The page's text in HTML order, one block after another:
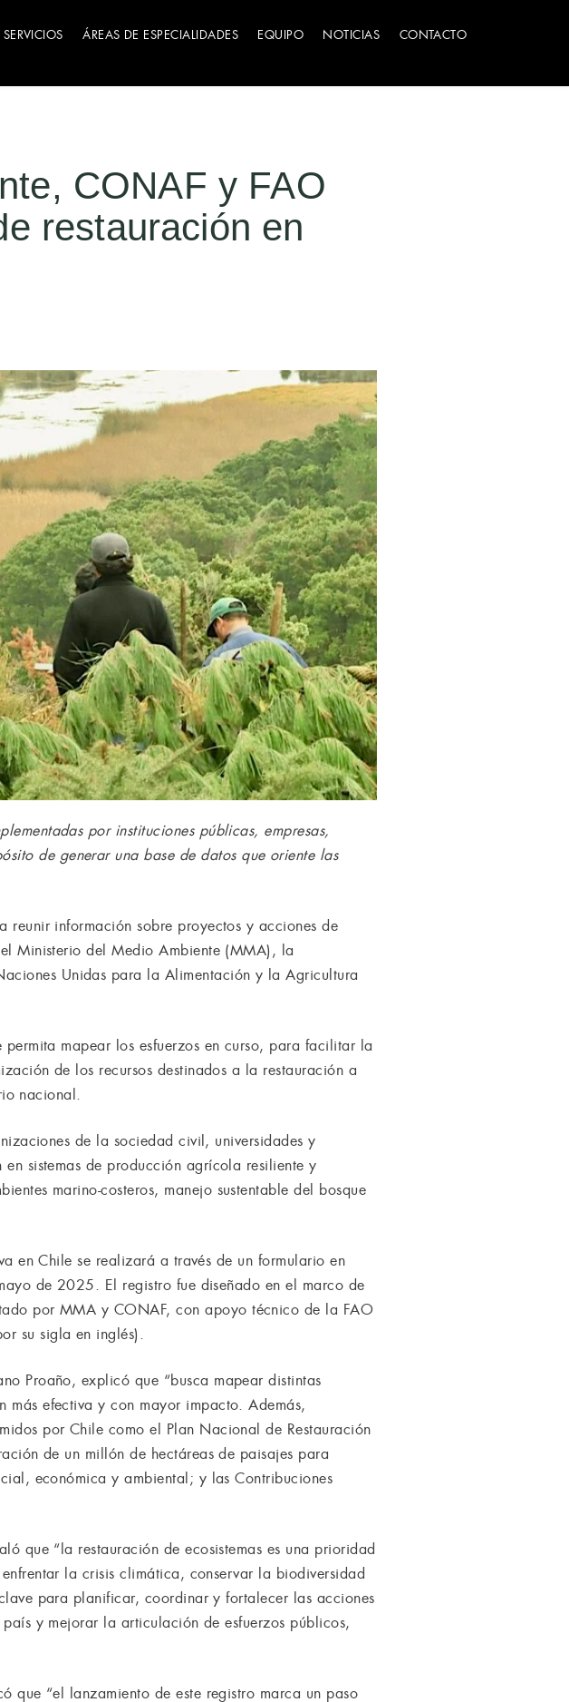
SERVICIOS ÁREAS DE ESPECIALIDADES EQUIPO NOTICIAS CONTACTO
CONAF y FAO
restauración en
por instituciones públicas, empresas,
de generar una base de datos que oriente las
reunir información sobre proyectos y acciones de
Ministerio del Medio Ambiente (MMA), la
Unidas para la Alimentación y la Agricultura
mapear los esfuerzos en curso, para facilitar la
de los recursos destinados a la restauración a
nacional.
de la sociedad civil, universidades y
sistemas de producción agrícola resiliente y
marino-costeros, manejo sustentable del bosque
en Chile se realizará a través de un formulario en
de 2025. El registro fue diseñado en el marco de
por MMA y CONAF, con apoyo técnico de la FAO
su sigla en inglés).
Proaño, explicó que “busca mapear distintas
más efectiva y con mayor impacto. Además,
por Chile como el Plan Nacional de Restauración
de un millón de hectáreas de paisajes para
económica y ambiental; y las Contribuciones
que “la restauración de ecosistemas es una prioridad
la crisis climática, conservar la biodiversidad
para planificar, coordinar y fortalecer las acciones
y mejorar la articulación de esfuerzos públicos,
que “el lanzamiento de este registro marca un paso